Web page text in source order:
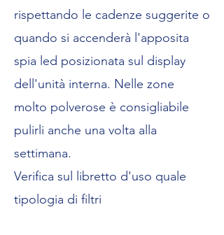
rispettando le cadenze suggerite o
quando si accenderà l'apposita
spia led posizionata sul display
dell'unità interna. Nelle zone
molto polverose è consigliabile
pulirli anche una volta alla
settimana.
Verifica sul libretto d'uso quale
tipologia di filtri